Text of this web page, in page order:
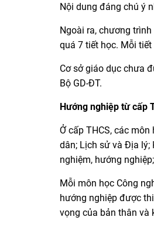
Nội dung đáng chú ý
Ngoài ra, chương
quá 7 tiết học. Mỗi
Cơ sở giáo dục chưa
Bộ GD-ĐT.
Hướng nghiệp từ cấp
Ở cấp THCS, các
dân; Lịch sử và Địa lý;
nghiệm, hướng
Mỗi môn học Công
hướng nghiệp được
vọng của bản thân và